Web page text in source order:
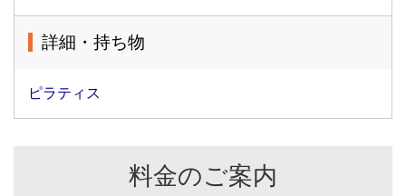
詳細・持ち物
ピラティス
料金のご案内